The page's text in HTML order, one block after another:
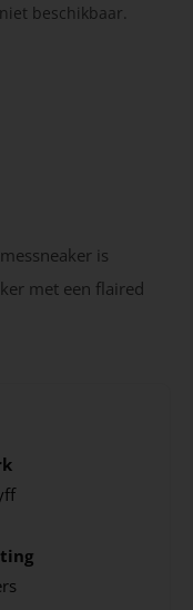
beschikbaar.
is
met een flaired